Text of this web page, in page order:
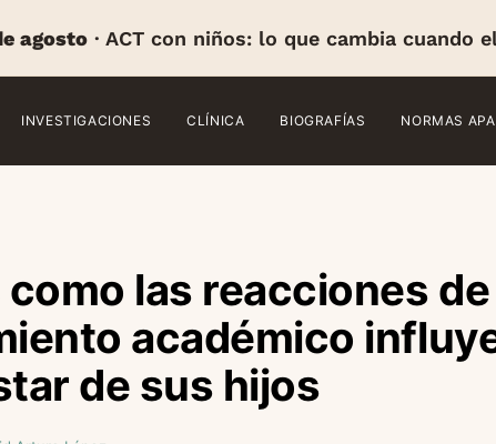
agosto · ACT con niños: lo que cambia cuando
INVESTIGACIONES CLÍNICA BIOGRAFÍAS NORMAS APA
las reacciones
académico
de sus hijos